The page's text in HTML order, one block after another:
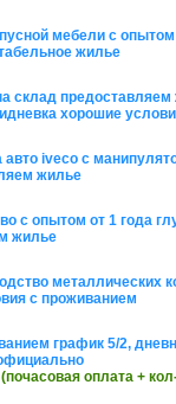
мебели с
жилье
склад
хорошие
авто iveco с
жилье
с опытом от 1 года
жилье
металлических
с проживанием
график 5/2,
оплата +